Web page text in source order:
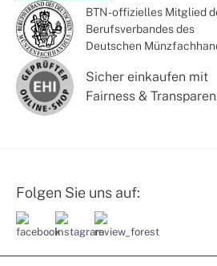
BTN - offizielles Mitglied
Berufsverbandes des
Deutschen
Sicher einkaufen mit
Fairness &
Folgen Sie uns auf: